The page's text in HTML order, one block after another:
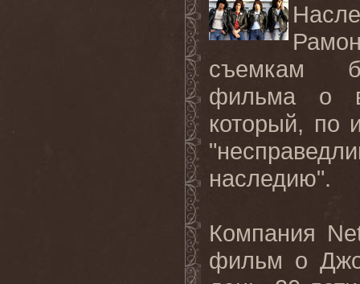
съемкам
фильма о
который, по
наследию".
Компания
фильм о